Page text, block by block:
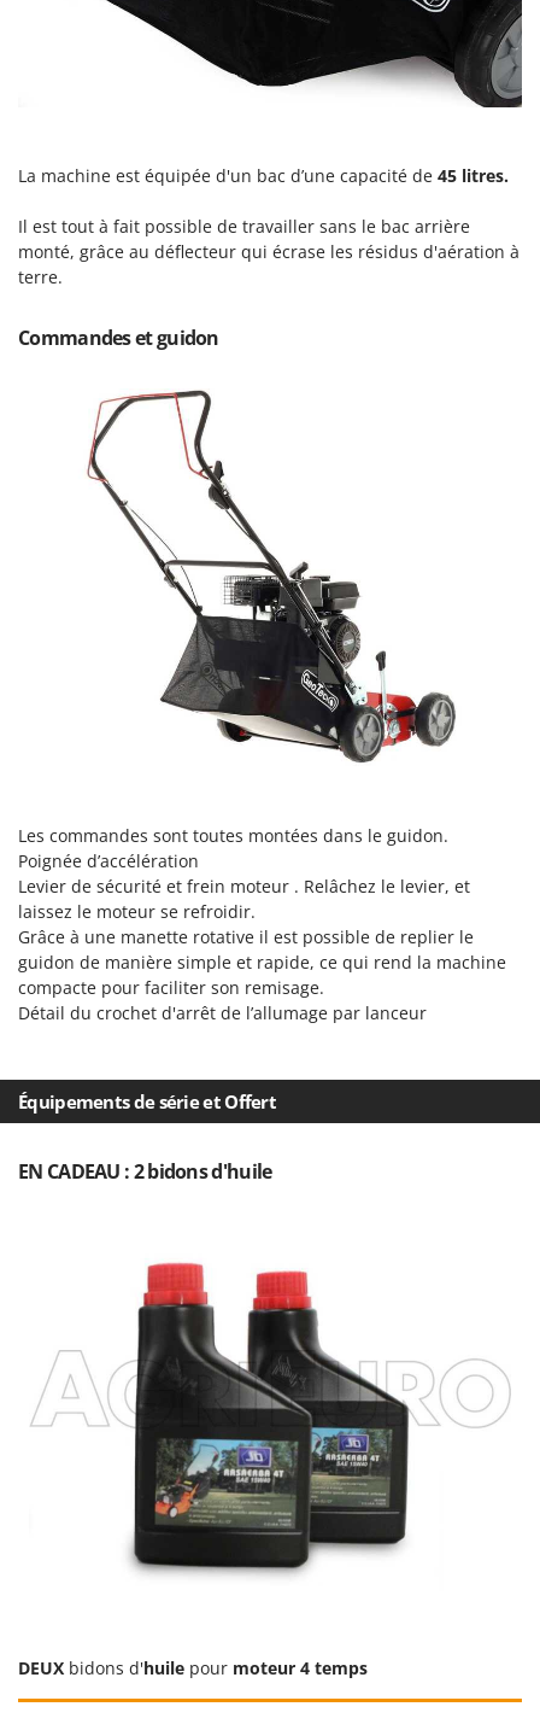
Omas
P
Palazzetti
Palumbo Pavi
Paterlini
Pramac
Prismafood
Robomow
Rossofuoco
Rover Pompe
Royal Food
Ryobi
Santos
Sbaraglia
Schnitzer
Simatech
Sirman
Skil
Smartwood
Spice Electronics
Spyro
Stanley
La machine est équipée d'un bac d’une capacité de 45 litres.
Il est tout à fait possible de travailler sans le bac arrière
monté, grâce au déflecteur qui écrase les résidus d'aération à
terre.
Commandes et guidon
Les commandes sont toutes montées dans le guidon.
Poignée d’accélération
Levier de sécurité et frein moteur . Relâchez le levier, et
laissez le moteur se refroidir.
Grâce à une manette rotative il est possible de replier le
guidon de manière simple et rapide, ce qui rend la machine
compacte pour faciliter son remisage.
Détail du crochet d'arrêt de l’allumage par lanceur
Équipements de série et Offert
EN CADEAU : 2 bidons d'huile
DEUX bidons d'huile pour moteur 4 temps